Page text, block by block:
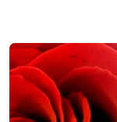
Как одеваться
христиански
часть)
Закхей нашёл